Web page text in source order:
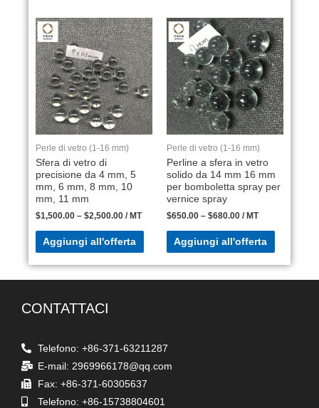
Perle di vetro (1-16 mm)
Sfera di vetro di
precisione da 4 mm, 5
mm, 6 mm, 8 mm, 10
mm, 11 mm
$1,500.00 – $2,500.00 / MT
Aggiungi all'offerta
Perle di vetro (1-16 mm)
Perline a sfera in vetro
solido da 14 mm 16 mm
per bomboletta spray per
vernice spray
$650.00 – $680.00 / MT
Aggiungi all'offerta
CONTATTACI
Telefono: +86-371-63211287
E-mail: 2969966178@qq.com
Fax: +86-371-60305637
Telefono: +86-15738804601